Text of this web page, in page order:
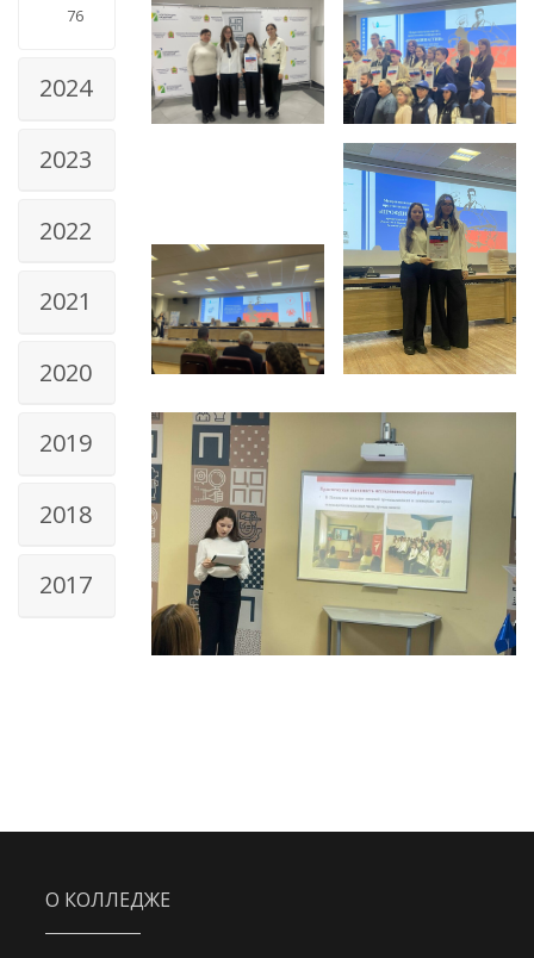
76
2024
2023
2022
2021
2020
2019
2018
2017
О КОЛЛЕДЖЕ